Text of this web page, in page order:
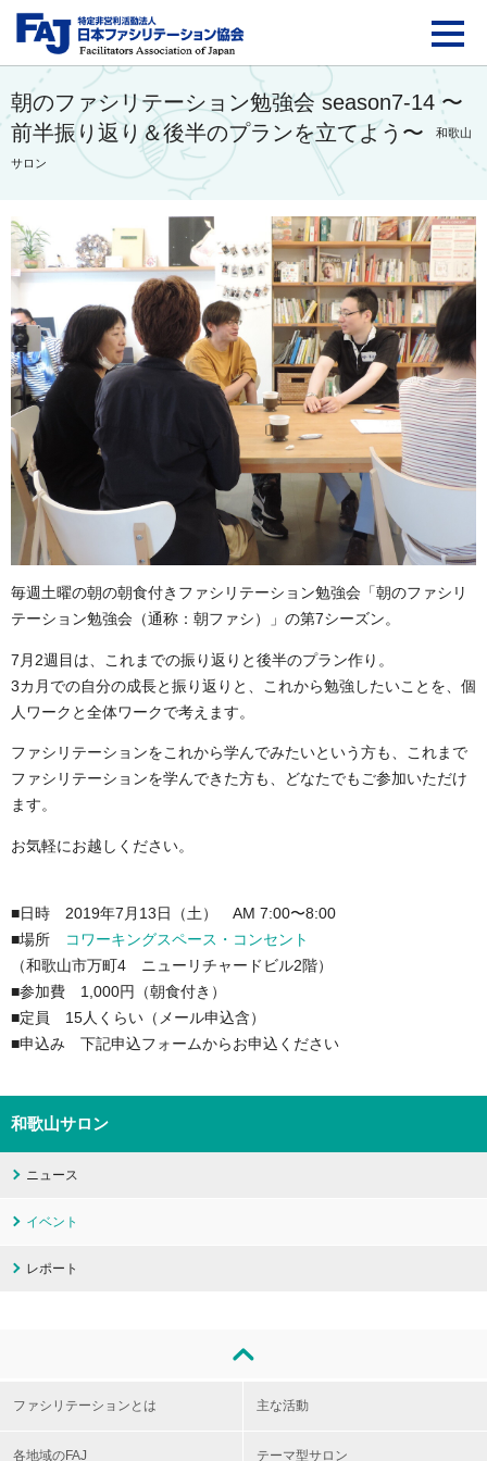
FAJ：特定非営利活動
朝のファシリテーション勉強会 season7-14 〜
前半振り返り＆後半のプランを立てよう〜
和歌山
サロン
毎週土曜の朝の朝食付きファシリテーション勉強会「朝のファシリ
テーション勉強会（通称：朝ファシ）」の第7シーズン。
7月2週目は、これまでの振り返りと後半のプラン作り。
3カ月での自分の成長と振り返りと、これから勉強したいことを、個
人ワークと全体ワークで考えます。
ファシリテーションをこれから学んでみたいという方も、これまで
ファシリテーションを学んできた方も、どなたでもご参加いただけ
ます。
お気軽にお越しください。
■日時 2019年7月13日（土） AM 7:00〜8:00
■場所
コワーキングスペース・コンセント
（和歌山市万町4 ニューリチャードビル2階）
■参加費 1,000円（朝食付き）
■定員 15人くらい（メール申込含）
■申込み 下記申込フォームからお申込ください
和歌山サロン
ニュース
イベント
レポート
ファシリテーションとは 主な活動
各地域のFAJ テーマ型サロン